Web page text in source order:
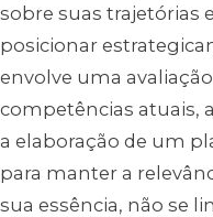
sobre suas trajetórias
posicionar
envolve uma
competências atuais,
a elaboração de um
para manter a
sua essência, não se